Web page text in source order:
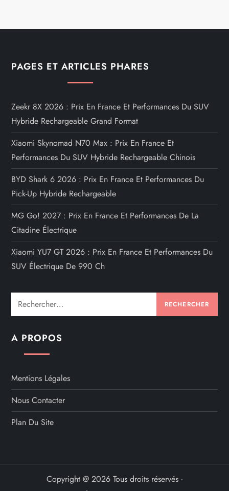
PAGES ET ARTICLES PHARES
Zeekr 8X 2026 : Prix En France Et Performances Du SUV
Hybride Rechargeable Grand Format
Xiaomi Skynomad N70 Max : Prix En France Et
Performances Du SUV Hybride Rechargeable Chinois
BYD Shark 6 2026 : Prix En France Et Performances Du
Pick-Up Hybride Rechargeable
MG Go! 2027 : Prix En France Et Performances De La
Citadine Électrique
Xiaomi YU7 GT 2026 : Prix En France Et Performances Du
SUV Électrique De 990 Ch
Rechercher :
A PROPOS
Mentions Légales
Nous Contacter
Plan Du Site
Copyright @ 2026 Tous droits réservés -